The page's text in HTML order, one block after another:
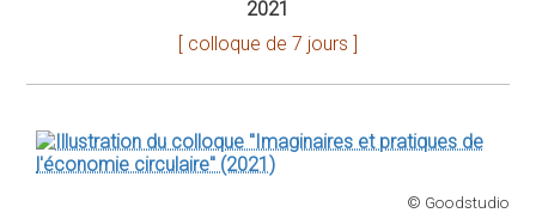
Suivre
Venir à Cerisy
DIRECTION :
Aurélien ACQUIER, Franck AGGERI, Valentina CARBONE,